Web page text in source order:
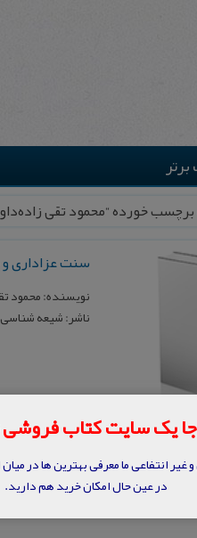
خورده “م‍ح‍م‍ود ت‍ق‍ی‌
س‍ن‍ت‌ ع‍زاداری‌ و
نویسنده: محمود
ناشر: شیعه شناسی
یک سایت کتاب
انتفاعی ما معرفی بهترین ها در میان
در عین حال امکان خرید هم دارید.